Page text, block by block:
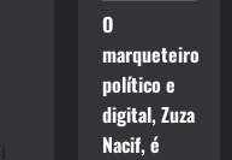
O
marqueteiro
político e
digital, Zuza
Nacif, é